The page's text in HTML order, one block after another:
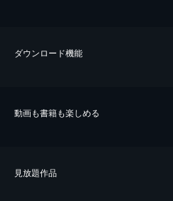
ダウンロード機能
動画も書籍も楽しめる
⾒放題作品